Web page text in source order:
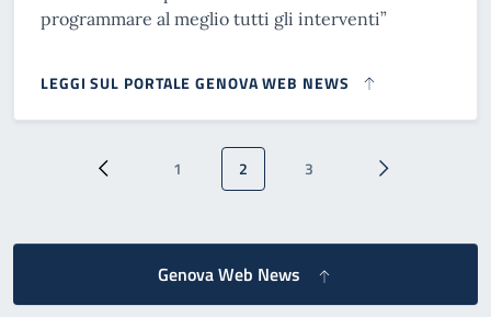
programmare al meglio tutti gli interventi”
LEGGI SUL PORTALE GENOVA WEB NEWS
Paginazione
Pagina precedente
Pagina
1 Pagina attuale
2 Pagina
3 Pagina
Genova Web News